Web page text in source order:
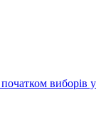
виборів у